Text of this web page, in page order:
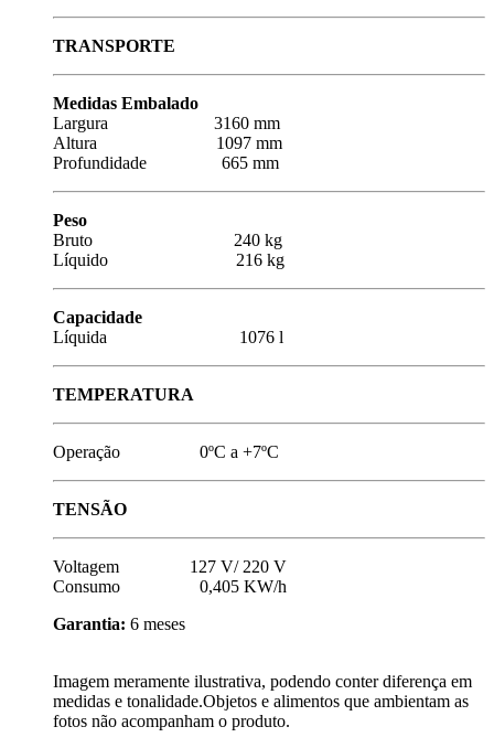
TRANSPORTE
Medidas Embalado
Largura 3160 mm
Altura 1097 mm
Profundidade 665 mm
Peso
Bruto 240 kg
Líquido 216 kg
Capacidade
Líquida 1076 l
TEMPERATURA
Operação 0ºC a +7ºC
TENSÃO
Voltagem 127 V/ 220 V
Consumo 0,405 KW/h
Garantia: 6 meses
Imagem meramente ilustrativa, podendo conter diferença em
medidas e tonalidade.Objetos e alimentos que ambientam as
fotos não acompanham o produto.